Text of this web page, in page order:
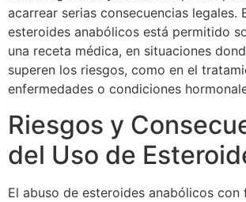
acarrear serias consecuencias legales.
esteroides anabólicos está permitido
una receta médica, en situaciones
superen los riesgos, como en el
enfermedades o condiciones
Riesgos y
del Uso de
El abuso de esteroides anabólicos con